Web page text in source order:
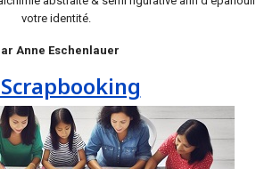
votre identité.
Anne Eschenlauer